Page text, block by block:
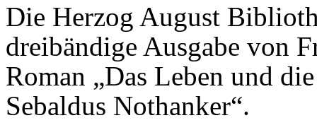
Die Herzog August
dreibändige Ausgabe von
Roman „Das Leben und
Sebaldus Nothanker“.